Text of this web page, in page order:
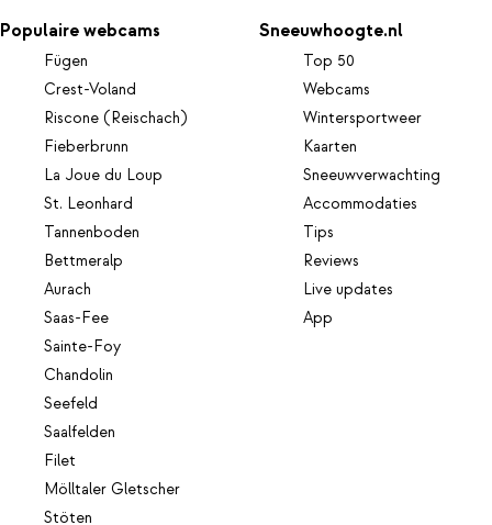
Populaire webcams
Fügen
Crest-Voland
Riscone (Reischach)
Fieberbrunn
La Joue du Loup
St. Leonhard
Tannenboden
Bettmeralp
Aurach
Saas-Fee
Sainte-Foy
Chandolin
Seefeld
Saalfelden
Filet
Mölltaler Gletscher
Stöten
Sneeuwhoogte.nl
Top 50
Webcams
Wintersportweer
Kaarten
Sneeuwverwachting
Accommodaties
Tips
Reviews
Live updates
App